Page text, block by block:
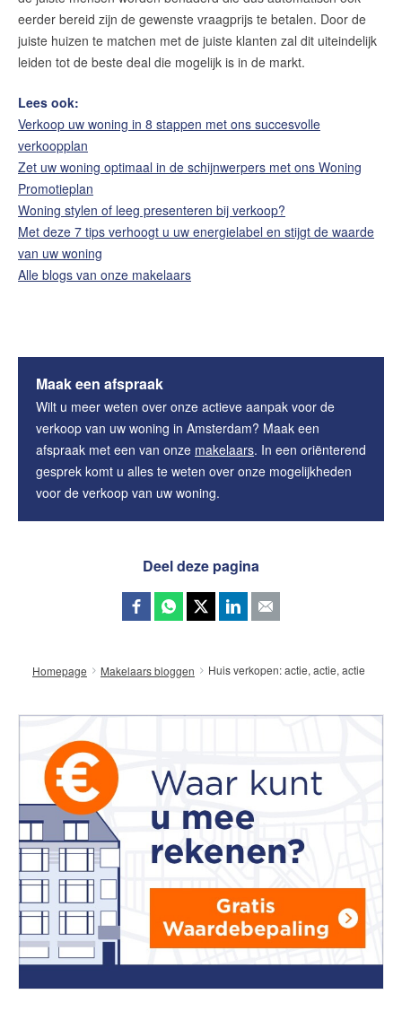
eerder bereid zijn de gewenste vraagprijs te betalen. Door de
juiste huizen te matchen met de juiste klanten zal dit uiteindelijk
leiden tot de beste deal die mogelijk is in de markt.
Lees ook:
Verkoop uw woning in 8 stappen met ons succesvolle
verkoopplan
Zet uw woning optimaal in de schijnwerpers met ons Woning
Promotieplan
Woning stylen of leeg presenteren bij verkoop?
Met deze 7 tips verhoogt u uw energielabel en stijgt de waarde
van uw woning
Alle blogs van onze makelaars
Maak een afspraak
Wilt u meer weten over onze actieve aanpak voor de
verkoop van uw woning in Amsterdam? Maak een
afspraak met een van onze makelaars. In een oriënterend
gesprek komt u alles te weten over onze mogelijkheden
voor de verkoop van uw woning.
Deel deze pagina
Homepage Makelaars bloggen Huis verkopen: actie, actie, actie